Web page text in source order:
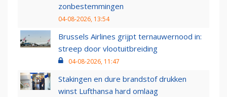
zonbestemmingen
04-08-2026, 13:54
Brussels Airlines grijpt ternauwernood in:
streep door vlootuitbreiding
04-08-2026, 11:47
Stakingen en dure brandstof drukken
winst Lufthansa hard omlaag